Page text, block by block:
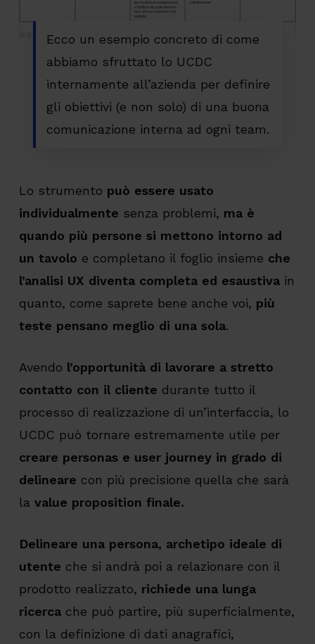
Ecco un esempio concreto di come
abbiamo sfruttato lo UCDC
internamente all’azienda per definire
gli obiettivi (e non solo) di una buona
comunicazione interna ad ogni team.
Lo strumento può essere usato
individualmente senza problemi, ma è
quando più persone si mettono intorno ad
un tavolo e completano il foglio insieme che
l’analisi UX diventa completa ed esaustivain
quanto, come saprete bene anche voi, più
teste pensano meglio di una sola.
Avendo l’opportunità di lavorare a stretto
contatto con il cliente durante tutto il
processo di realizzazione di un’interfaccia, lo
UCDC può tornare estremamente utile per
creare personas e user journey in grado di
delineare con più precisione quella che sarà
la value proposition finale.
Delineare una persona, archetipo ideale di
utente che si andrà poi a relazionare con il
prodotto realizzato, richiede una lunga
ricerca che può partire, più superficialmente,
con la definizione di dati anagrafici,